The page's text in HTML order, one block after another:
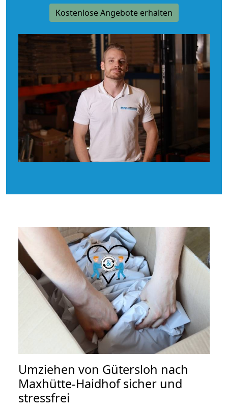
Kostenlose Angebote erhalten
Umziehen von Gütersloh nach
Maxhütte-Haidhofsicher und
stressfrei